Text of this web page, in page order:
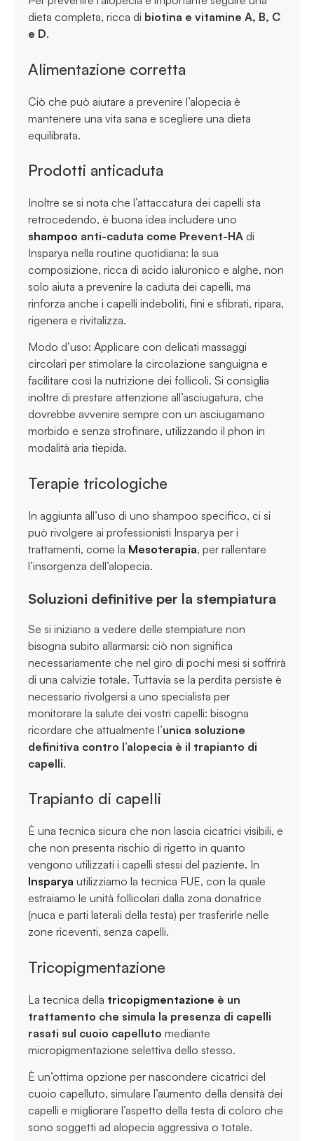
dieta completa, ricca di biotina e vitamine A, B, C
e D.
Alimentazione corretta
Ciò che può aiutare a prevenire l’alopecia è
mantenere una vita sana e scegliere una dieta
equilibrata.
Prodotti anticaduta
Inoltre se si nota che l’attaccatura dei capelli sta
retrocedendo, è buona idea includere uno
shampoo anti-caduta come Prevent-HA di
Insparya nella routine quotidiana: la sua
composizione, ricca di acido ialuronico e alghe, non
solo aiuta a prevenire la caduta dei capelli, ma
rinforza anche i capelli indeboliti, fini e sfibrati, ripara,
rigenera e rivitalizza.
Modo d’uso: Applicare con delicati massaggi
circolari per stimolare la circolazione sanguigna e
facilitare così la nutrizione dei follicoli. Si consiglia
inoltre di prestare attenzione all’asciugatura, che
dovrebbe avvenire sempre con un asciugamano
morbido e senza strofinare, utilizzando il phon in
modalità aria tiepida.
Terapie tricologiche
In aggiunta all’uso di uno shampoo specifico, ci si
può rivolgere ai professionisti Insparya per i
trattamenti, come la Mesoterapia, per rallentare
l’insorgenza dell’alopecia.
Soluzioni definitive per la stempiatura
Se si iniziano a vedere delle stempiature non
bisogna subito allarmarsi: ciò non significa
necessariamente che nel giro di pochi mesi si soffrirà
di una calvizie totale. Tuttavia se la perdita persiste è
necessario rivolgersi a uno specialista per
monitorare la salute dei vostri capelli: bisogna
ricordare che attualmente l’unica soluzione
definitiva contro l’alopecia è il trapianto di
capelli.
Trapianto di capelli
È una tecnica sicura che non lascia cicatrici visibili, e
che non presenta rischio di rigetto in quanto
vengono utilizzati i capelli stessi del paziente. In
Insparya utilizziamo la tecnica FUE, con la quale
estraiamo le unità follicolari dalla zona donatrice
(nuca e parti laterali della testa) per trasferirle nelle
zone riceventi, senza capelli.
Tricopigmentazione
La tecnica della tricopigmentazione è un
trattamento che simula la presenza di capelli
rasati sul cuoio capelluto mediante
micropigmentazione selettiva dello stesso.
È un’ottima opzione per nascondere cicatrici del
cuoio capelluto, simulare l’aumento della densità dei
capelli e migliorare l’aspetto della testa di coloro che
sono soggetti ad alopecia aggressiva o totale.